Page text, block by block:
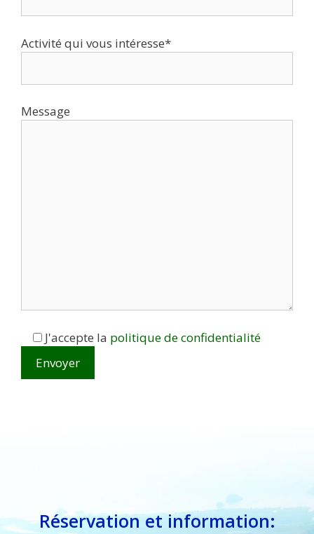
Activité qui vous intéresse*
Message
J'accepte la politique de confidentialité
Réservation et information: